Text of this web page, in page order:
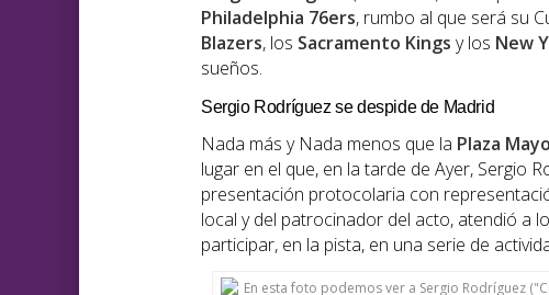
Philadelphia 76ers, rumbo al que será su
Blazers, los Sacramento Kings y los New
sueños.
Sergio Rodríguez se despide de Madrid
Nada más y Nada menos que la Plaza
lugar en el que, en la tarde de Ayer, Sergio
presentación protocolaria con
local y del patrocinador del acto, atendió a
participar, en la pista, en una serie de